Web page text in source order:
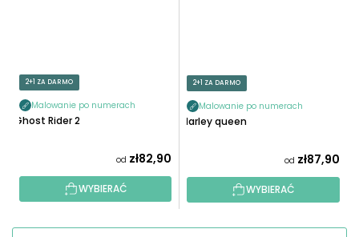
2+1 ZA DARMO
Malowanie po numerach
Ghost Rider 2
od zł82,90
WYBIERAĆ
2+1 ZA DARMO
Malowanie po numerach
Harley queen
od zł87,90
WYBIERAĆ